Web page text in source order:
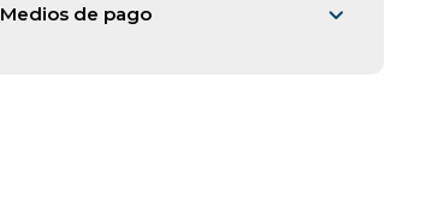
Medios de pago